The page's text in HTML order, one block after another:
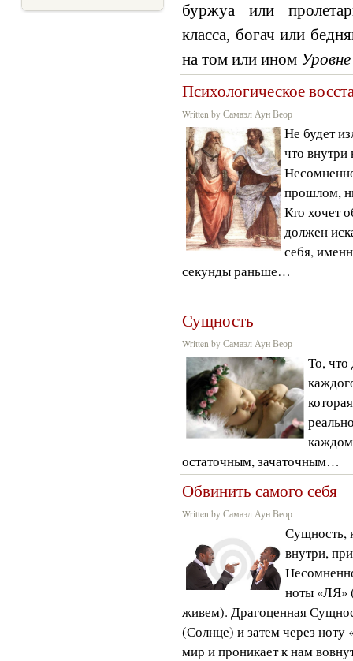
буржуа или
класса, богач или
на том или ином
Психологическое
Written by Самаэл Аун Веор
Не будет
что
прошлом,
Кто хочет
должен
себя,
секунды раньше…
Сущность
Written by Самаэл Аун Веор
То, что
каждом
остаточным, зачаточным…
Обвинить самого себя
Written by Самаэл Аун Веор
Сущность,
внутри,
ноты «ЛЯ»
живем). Драгоценная
(Солнце) и затем через ноту
мир и проникает к нам